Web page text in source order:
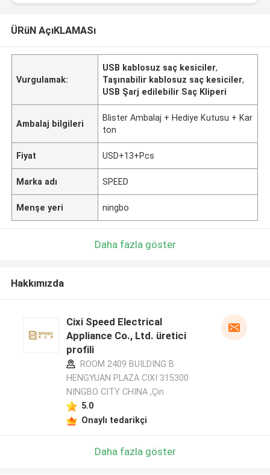
ÜRüN AçıKLAMASı
Vurgulamak:
USB kablosuz saç kesiciler,
Taşınabilir kablosuz saç kesiciler,
USB Şarj edilebilir Saç Kliperi
Ambalaj bilgileri
Blister Ambalaj + Hediye Kutusu + Kar
ton
Fiyat USD+13+Pcs
Marka adı SPEED
Menşe yeri ningbo
Daha fazla göster
Hakkımızda
Cixi Speed Electrical
Appliance Co., Ltd. üretici
profili
ROOM 2409 BUILDING B
HENGYUAN PLAZA CIXI 315300
NINGBO CITY CHINA ,Çin
5.0
Onaylı tedarikçi
Daha fazla göster